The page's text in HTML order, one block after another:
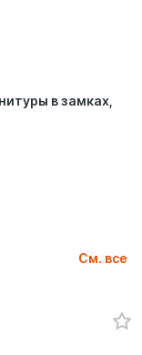
в замках,
См. все